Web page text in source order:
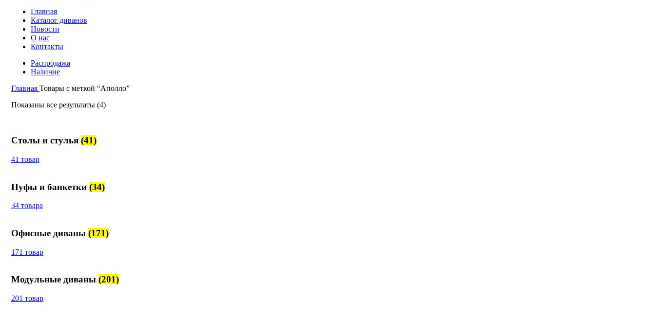
Главная
Каталог диванов
Новости
О нас
Контакты
Распродажа
Наличие
Главная Товары с меткой “Аполло”
Показаны все результаты (4)
Столы и стулья (41)
41 товар
Пуфы и банкетки (34)
34 товара
Офисные диваны (171)
171 товар
Модульные диваны (201)
201 товар